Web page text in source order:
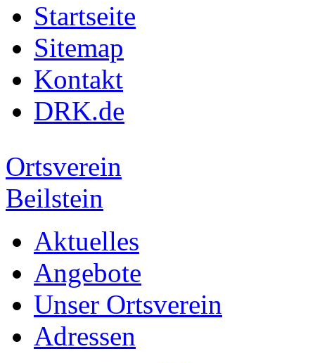
Startseite
Sitemap
Kontakt
DRK.de
Ortsverein
Beilstein
Aktuelles
Angebote
Unser Ortsverein
Adressen